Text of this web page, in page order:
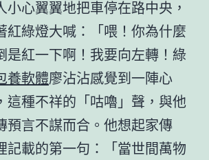
小心翼翼地把車停在路中央，
紅綠燈大喊：「喂！你為什麼
是紅一下啊！我要向左轉！綠
養軟體廖沾沾感覺到一陣心
這種不祥的「咕嚕」聲，與他
預言不謀而合。他想起家傳
記載的第一句：「當世間萬物